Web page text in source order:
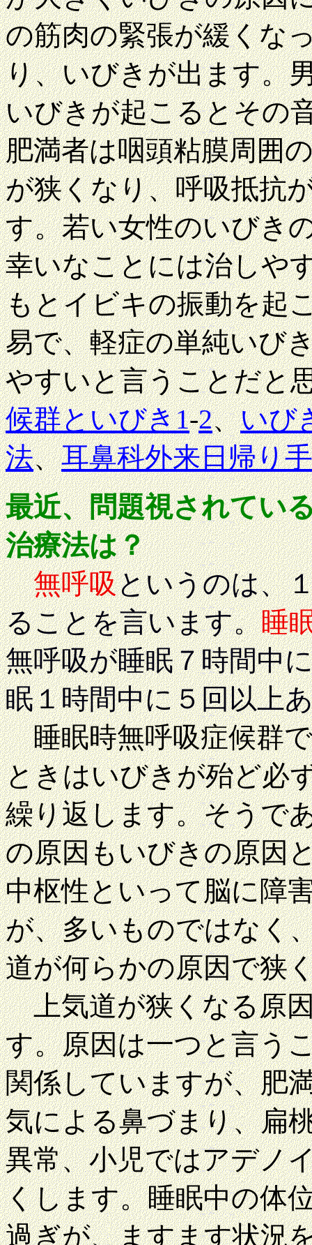
の筋肉の緊張が緩くな
り、いびきが出ます。
いびきが起こるとその
肥満者は咽頭粘膜周囲
が狭くなり、呼吸抵抗
す。若い女性のいびき
幸いなことには治しや
もとイビキの振動を起
易で、軽症の単純いび
やすいと言うことだと
候群といびき1-2、いび
法、耳鼻科外来日帰り
最近、問題視されてい
治療法は？
無呼吸というのは、
ることを言います。睡
無呼吸が睡眠７時間中
眠１時間中に５回以上
睡眠時無呼吸症候群
ときはいびきが殆ど必
繰り返します。そうで
の原因もいびきの原因
中枢性といって脳に障
が、多いものではなく
道が何らかの原因で狭
上気道が狭くなる原
す。原因は一つと言う
関係していますが、肥
気による鼻づまり、扁
異常、小児ではアデノ
くします。睡眠中の体
過ぎが、ますます状況